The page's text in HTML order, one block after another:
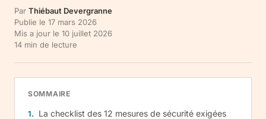
Par Thiébaut Devergranne
Publie le 17 mars 2026
Mis a jour le 10 juillet 2026
14 min de lecture
SOMMAIRE
La checklist des 12 mesures de sécurité exigées